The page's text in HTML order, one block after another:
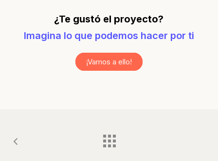
¿Te gustó el proyecto?
Imagina lo que podemos hacer por ti
¡Vamos a ello!